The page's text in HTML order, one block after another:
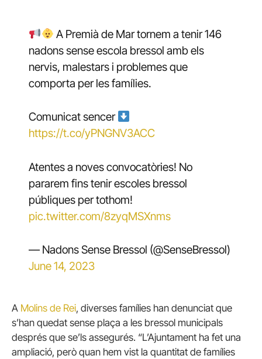
A Premià de Mar tornem a tenir 146
nadons sense escola bressol amb els
nervis, malestars i problemes que
comporta per les famílies.
Comunicat sencer
https://t.co/yPNGNV3ACC
Atentes a noves convocatòries! No
pararem fins tenir escoles bressol
públiques per tothom!
pic.twitter.com/8zyqMSXnms
— Nadons Sense Bressol (@SenseBressol)
June 14, 2023
A Molins de Rei, diverses famílies han denunciat que
s’han quedat sense plaça a les bressol municipals
després que se’ls assegurés. “L’Ajuntament ha fet una
ampliació, però quan hem vist la quantitat de famílies